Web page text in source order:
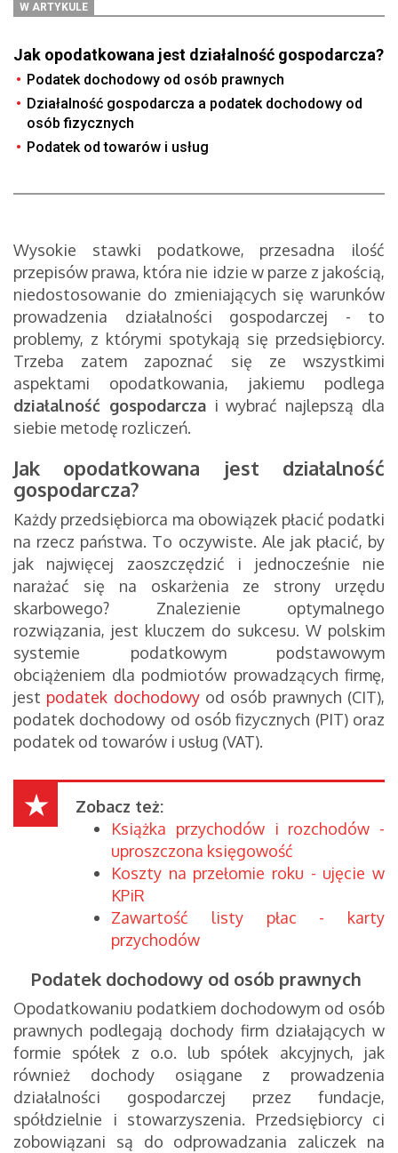
W ARTYKULE
Jak opodatkowana jest działalność gospodarcza?
Podatek dochodowy od osób prawnych
Działalność gospodarcza a podatek dochodowy od
osób fizycznych
Podatek od towarów i usług
Wysokie stawki podatkowe, przesadna ilość
przepisów prawa, która nie idzie w parze z jakością,
niedostosowanie do zmieniających się warunków
prowadzenia działalności gospodarczej - to
problemy, z którymi spotykają się przedsiębiorcy.
Trzeba zatem zapoznać się ze wszystkimi
aspektami opodatkowania, jakiemu podlega
działalność gospodarczai wybrać najlepszą dla
siebie metodę rozliczeń.
Jak opodatkowana jest działalność
gospodarcza?
Każdy przedsiębiorca ma obowiązek płacić podatki
na rzecz państwa. To oczywiste. Ale jak płacić, by
jak najwięcej zaoszczędzić i jednocześnie nie
narażać się na oskarżenia ze strony urzędu
skarbowego? Znalezienie optymalnego
rozwiązania, jest kluczem do sukcesu. W polskim
systemie podatkowym podstawowym
obciążeniem dla podmiotów prowadzących firmę,
jest podatek dochodowyod osób prawnych (CIT),
podatek dochodowy od osób fizycznych (PIT) oraz
podatek od towarów i usług (VAT).
Zobacz też:
Książka przychodów i rozchodów -
uproszczona księgowość
Koszty na przełomie roku - ujęcie w
KPiR
Zawartość listy płac - karty
przychodów
Podatek dochodowy od osób prawnych
Opodatkowaniu podatkiem dochodowym od osób
prawnych podlegają dochody firm działających w
formie spółek z o.o. lub spółek akcyjnych, jak
również dochody osiągane z prowadzenia
działalności gospodarczej przez fundacje,
spółdzielnie i stowarzyszenia. Przedsiębiorcy ci
zobowiązani są do odprowadzania zaliczek na